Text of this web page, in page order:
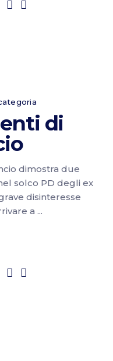
di
dimostra due
solco PD degli ex
disinteresse
a